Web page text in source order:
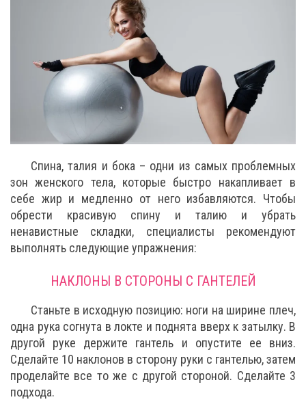
Спина, талия и бока – одни из самых проблемных
зон женского тела, которые быстро накапливает в
себе жир и медленно от него избавляются. Чтобы
обрести красивую спину и талию и убрать
ненавистные складки, специалисты рекомендуют
выполнять следующие упражнения:
НАКЛОНЫ В СТОРОНЫ С ГАНТЕЛЕЙ
Станьте в исходную позицию: ноги на ширине плеч,
одна рука согнута в локте и поднята вверх к затылку. В
другой руке держите гантель и опустите ее вниз.
Сделайте 10 наклонов в сторону руки с гантелью, затем
проделайте все то же с другой стороной. Сделайте 3
подхода.